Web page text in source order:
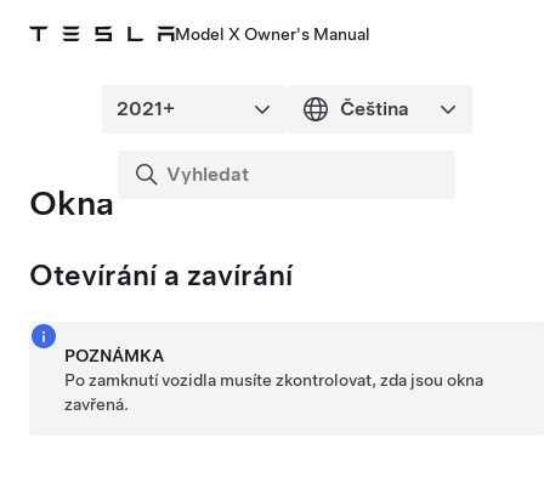
Model X Owner's Manual
Okna
Otevírání a zavírání
POZNÁMKA
Po zamknutí vozidla musíte zkontrolovat, zda jsou okna
zavřená.